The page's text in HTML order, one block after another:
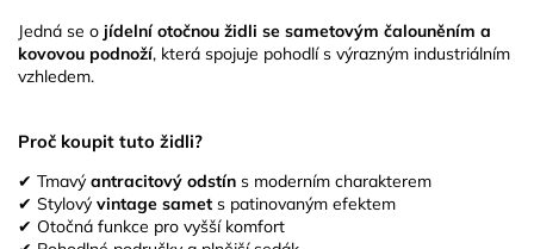
Jedná se o jídelní otočnou židli se sametovým čalouněním a
kovovou podnoží, která spojuje pohodlí s výrazným industriálním
vzhledem.
Proč koupit tuto židli?
✔ Tmavý antracitový odstín s moderním charakterem
✔ Stylový vintage samet s patinovaným efektem
✔ Otočná funkce pro vyšší komfort